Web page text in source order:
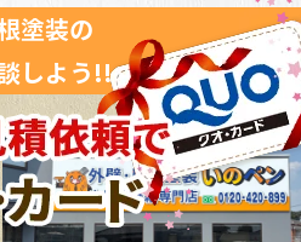
塗装の
しよう!!